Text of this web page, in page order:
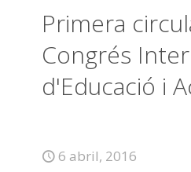
Primera
Congrés
d'Educació i
6 abril, 2016